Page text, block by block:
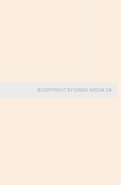
© COPYRIGHT BY GREMI MEDIA SA